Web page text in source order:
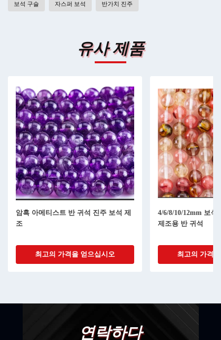
보석 구슬 자스퍼 보석 반가치 진주
유사 제품
암흑 아메티스트 반 귀석 진주 보석 제
조
최고의 가격을 얻으십시오
4/6/8/10/12mm 보석
제조용 반 귀석
최고의 가격
연락하다